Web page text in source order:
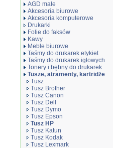
AGD małe
Akcesoria biurowe
Akcesoria komputerowe
Drukarki
Folie do faksów
Kawy
Meble biurowe
Taśmy do drukarek etykiet
Taśmy do drukarek igłowych
Tonery i bębny do drukarek
Tusze, atramenty, kartridże
Tusz
Tusz Brother
Tusz Canon
Tusz Dell
Tusz Dymo
Tusz Epson
Tusz HP
Tusz Katun
Tusz Kodak
Tusz Lexmark